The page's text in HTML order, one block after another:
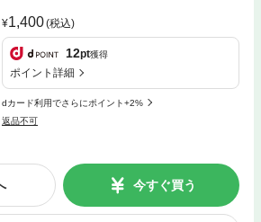
1,400(税込)
12pt獲得
ポイント詳細
dカード利用でさらにポイント+2%
返品不可
今すぐ買う